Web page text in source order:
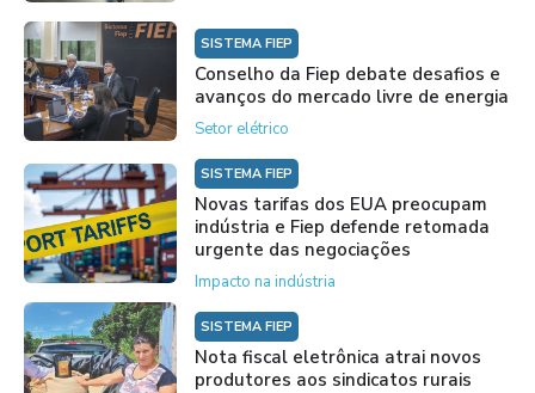
SISTEMA FIEP
Conselho da Fiep debate desafios e
avanços do mercado livre de energia
Setor elétrico
SISTEMA FIEP
Novas tarifas dos EUA preocupam
indústria e Fiep defende retomada
urgente das negociações
Impacto na indústria
SISTEMA FIEP
Nota fiscal eletrônica atrai novos
produtores aos sindicatos rurais